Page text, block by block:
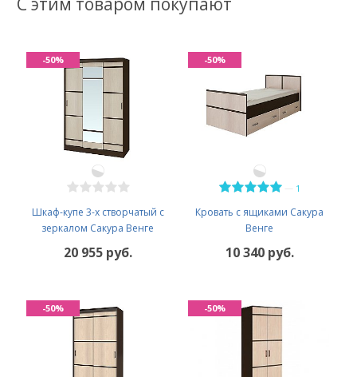
Шкаф-купе 3-х створчатый с
зеркалом Сакура Венге
20 955 руб.
-50%
1
Кровать с ящиками Сакура
Венге
10 340 руб.
-50%
-50% -50%